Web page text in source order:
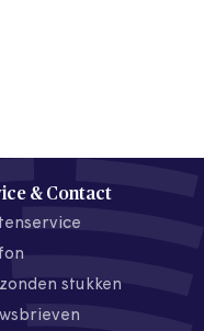
& Contact
stukken